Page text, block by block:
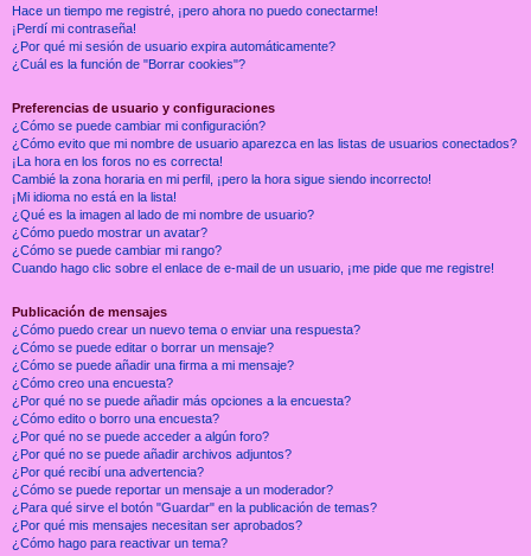
Hace un tiempo me registré, ¡pero ahora no puedo conectarme!
¡Perdí mi contraseña!
¿Por qué mi sesión de usuario expira automáticamente?
¿Cuál es la función de "Borrar cookies"?
Preferencias de usuario y configuraciones
¿Cómo se puede cambiar mi configuración?
¿Cómo evito que mi nombre de usuario aparezca en las listas de usuarios conectados?
¡La hora en los foros no es correcta!
Cambié la zona horaria en mi perfil, ¡pero la hora sigue siendo incorrecto!
¡Mi idioma no está en la lista!
¿Qué es la imagen al lado de mi nombre de usuario?
¿Cómo puedo mostrar un avatar?
¿Cómo se puede cambiar mi rango?
Cuando hago clic sobre el enlace de e-mail de un usuario, ¡me pide que me registre!
Publicación de mensajes
¿Cómo puedo crear un nuevo tema o enviar una respuesta?
¿Cómo se puede editar o borrar un mensaje?
¿Cómo se puede añadir una firma a mi mensaje?
¿Cómo creo una encuesta?
¿Por qué no se puede añadir más opciones a la encuesta?
¿Cómo edito o borro una encuesta?
¿Por qué no se puede acceder a algún foro?
¿Por qué no se puede añadir archivos adjuntos?
¿Por qué recibí una advertencia?
¿Cómo se puede reportar un mensaje a un moderador?
¿Para qué sirve el botón "Guardar" en la publicación de temas?
¿Por qué mis mensajes necesitan ser aprobados?
¿Cómo hago para reactivar un tema?